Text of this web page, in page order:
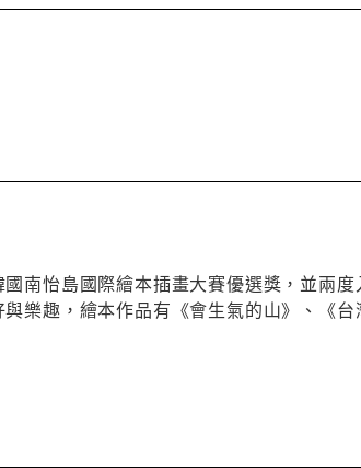
南怡島國際繪本插畫大賽優選獎，並兩
樂趣，繪本作品有《會生氣的山》、《